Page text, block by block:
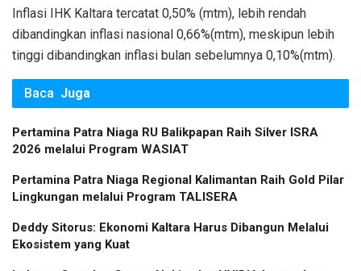
Inflasi IHK Kaltara tercatat 0,50% (mtm), lebih rendah
dibandingkan inflasi nasional 0,66%(mtm), meskipun lebih
tinggi dibandingkan inflasi bulan sebelumnya 0,10%(mtm).
Baca Juga
Pertamina Patra Niaga RU Balikpapan Raih Silver ISRA
2026 melalui Program WASIAT
Pertamina Patra Niaga Regional Kalimantan Raih Gold Pilar
Lingkungan melalui Program TALISERA
Deddy Sitorus: Ekonomi Kaltara Harus Dibangun Melalui
Ekosistem yang Kuat